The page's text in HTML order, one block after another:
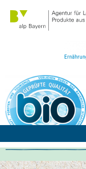
beachten
Barrierefreiheitssystem.